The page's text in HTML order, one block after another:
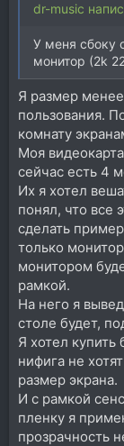
dr-music
У меня сбоку
монитор (2k
Я размер
пользования.
комнату
Моя
сейчас есть 4
Их я хотел
понял, что все
сделать
только
монитором
рамкой.
На него я
столе будет,
Я хотел
нифига не
размер экрана.
И с рамкой
пленку я
прозрачность